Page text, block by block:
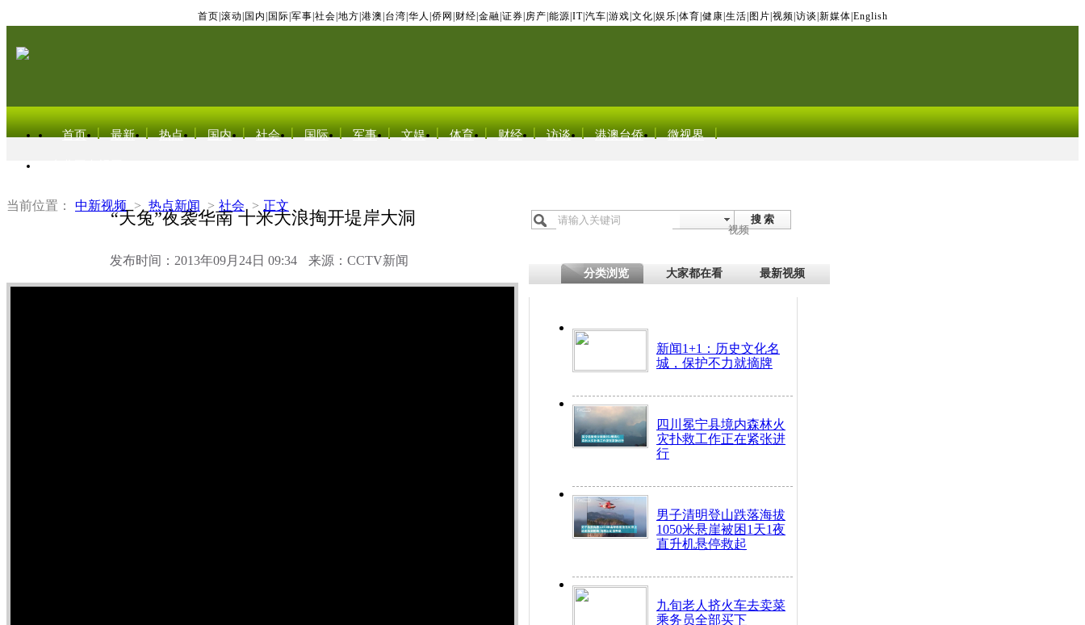
首页 滚动 国内 国际 军事 社会 地方 港澳 台湾 华人 侨网 财经 金融 证券 房产 能源 IT| 汽车 游戏 文化 娱乐 体育 健康 生活 图片 视频 访谈 新媒体 English
首页 最新 热点 国内 社会 国际 军事 文娱 体育 财经 访谈 港澳台侨 微视界
当前位置： 中新视频 > 热点新闻 > 社会 > 正文
“天兔”夜袭华南 十米大浪掏开堤岸大洞
发布时间：2013年09月24日 09:34 来源：CCTV新闻
搜 索
视频
分类浏览 大家都在看 最新视频
新闻1+1：历史文化名
城，保护不力就摘牌
四川冕宁县境内森林火
灾扑救工作正在紧张进
行
男子清明登山跌落海拔
1050米悬崖被困1天1夜
直升机悬停救起
九旬老人挤火车去卖菜
乘务员全部买下